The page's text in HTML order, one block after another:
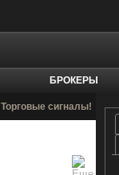
БРОКЕРЫ
Торговые сигналы!